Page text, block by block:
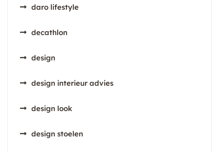
daro lifestyle
decathlon
design
design interieur advies
design look
design stoelen